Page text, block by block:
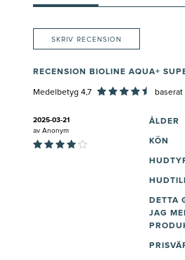
SKRIV RECENSION
RECENSION BIOLINE AQUA+
Medelbetyg 4,7 baserat
2025-03-21
av Anonym
ÅLDER
KÖN
DETTA
JAG